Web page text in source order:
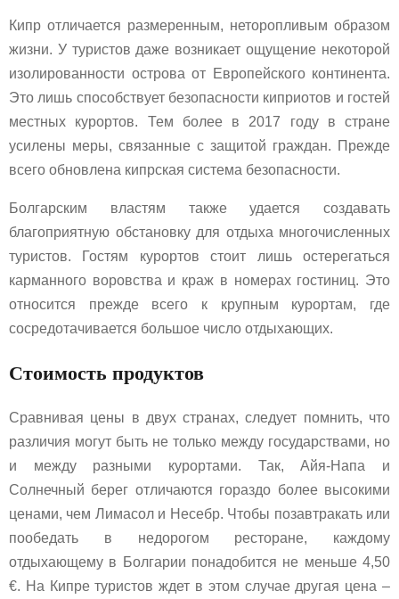
Кипр отличается размеренным, неторопливым образом
жизни. У туристов даже возникает ощущение некоторой
изолированности острова от Европейского континента.
Это лишь способствует безопасности киприотов и гостей
местных курортов. Тем более в 2017 году в стране
усилены меры, связанные с защитой граждан. Прежде
всего обновлена кипрская система безопасности.
Болгарским властям также удается создавать
благоприятную обстановку для отдыха многочисленных
туристов. Гостям курортов стоит лишь остерегаться
карманного воровства и краж в номерах гостиниц. Это
относится прежде всего к крупным курортам, где
сосредотачивается большое число отдыхающих.
Стоимость продуктов
Сравнивая цены в двух странах, следует помнить, что
различия могут быть не только между государствами, но
и между разными курортами. Так, Айя-Напа и
Солнечный берег отличаются гораздо более высокими
ценами, чем Лимасол и Несебр. Чтобы позавтракать или
пообедать в недорогом ресторане, каждому
отдыхающему в Болгарии понадобится не меньше 4,50
€. На Кипре туристов ждет в этом случае другая цена –